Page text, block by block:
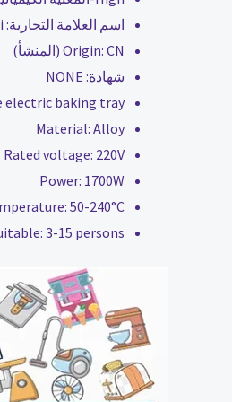
اسم العلامة التجارية:
Origin: CN (المنشأ)
شهادة: NONE
electric baking tray
Material: Alloy
Rated voltage: 220V
Power: 1700W
50-240°C
3-15 persons